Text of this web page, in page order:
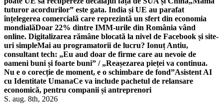
tuturor acordurilor” este gata. India și UE au parafat
înțelegerea comercială care reprezintă un sfert din economia
mondialăDoar 22% dintre IMM-urile din România vând
online. Digitalizarea rămâne blocată la nivel de Facebook și site-
uri simpleMai au programatorii de lucru? Ionuț Antiu,
consultant tech: „Eu aud doar de firme care au nevoie de
oameni buni și foarte buni” / „Reașezarea pieței va continua.
Nu e o corecție de moment, e o schimbare de fond”Asistent AI
cu Identitate UmanaCe va include pachetul de relansare
economică, pentru companii și antreprenori
S. aug. 8th, 2026